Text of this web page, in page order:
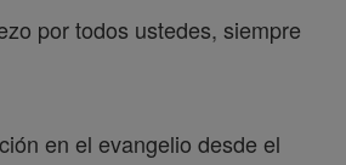
por todos ustedes, siempre
en el evangelio desde el